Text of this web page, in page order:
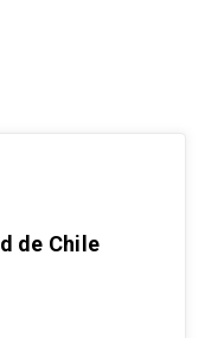
de Chile